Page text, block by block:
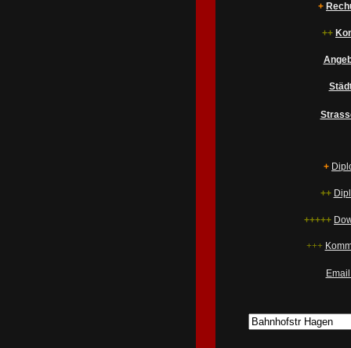
+
++
+
++
+++++
+++